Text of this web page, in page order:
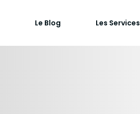
Le Blog Les Services